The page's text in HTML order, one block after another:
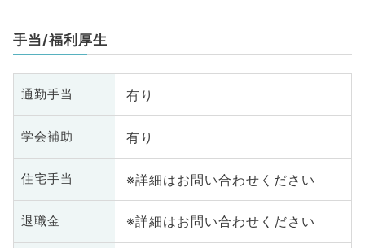
手当/福利厚生
通勤手当 有り
学会補助 有り
住宅手当 ※詳細はお問い合わせください
退職金 ※詳細はお問い合わせください